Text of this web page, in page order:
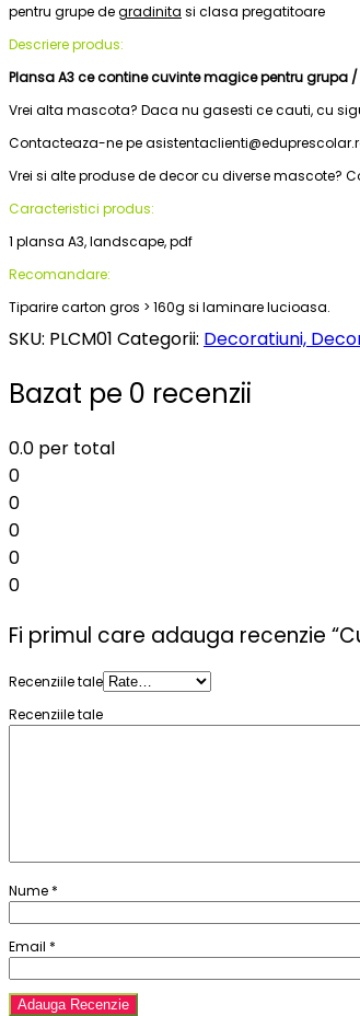
pentru grupe degradinita si clasa pregatitoare
Descriere produs:
Plansa A3 ce contine cuvinte magice pentru grupa
Vrei alta mascota? Daca nu gasesti ce cauti, cu
Contacteaza-ne pe
Vrei si alte produse de decor cu diverse mascote?
Caracteristici produs:
1 plansa A3, landscape, pdf
Recomandare:
Tiparire carton gros > 160g si laminare lucioasa.
SKU: PLCM01 Categorii: Decoratiuni,
Bazat pe 0 recenzii
0.0 per total
0
0
0
0
0
Fi primul care adauga recenzie
Recenziile tale
Recenziile tale
Nume *
Email *